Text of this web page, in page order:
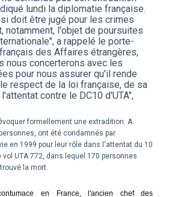
lundi la diplomatie française.
doit être jugé pour les crimes
notamment, l'objet de poursuites
a rappelé le porte-
des Affaires étrangères,
nous concerterons avec les
pour nous assurer qu'il rende
respect de la loi française, de sa
contre le DC10 d'UTA",
formellement une extradition. A.
ont été condamnés par
en 1999 pour leur rôle dans l'attentat du 10
UTA 772, dans lequel 170 personnes
la mort.
en France, l'ancien chef des